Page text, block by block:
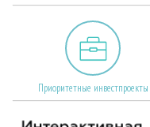
Приоритетные инвестпроекты